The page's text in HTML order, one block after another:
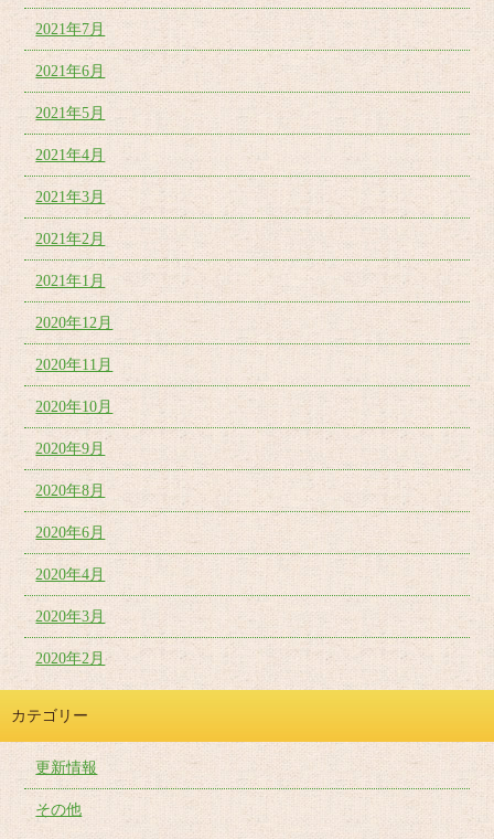
2021年7月
2021年6月
2021年5月
2021年4月
2021年3月
2021年2月
2021年1月
2020年12月
2020年11月
2020年10月
2020年9月
2020年8月
2020年6月
2020年4月
2020年3月
2020年2月
カテゴリー
更新情報
その他